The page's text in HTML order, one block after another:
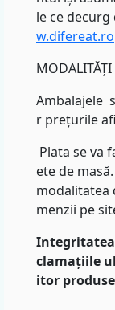
le ce
w.difereat.ro
MODALITĂȚI
Ambalajele
r prețurile
Plata se va
ete de
modalitatea
menzii pe
Integritatea
clamațiile
itor